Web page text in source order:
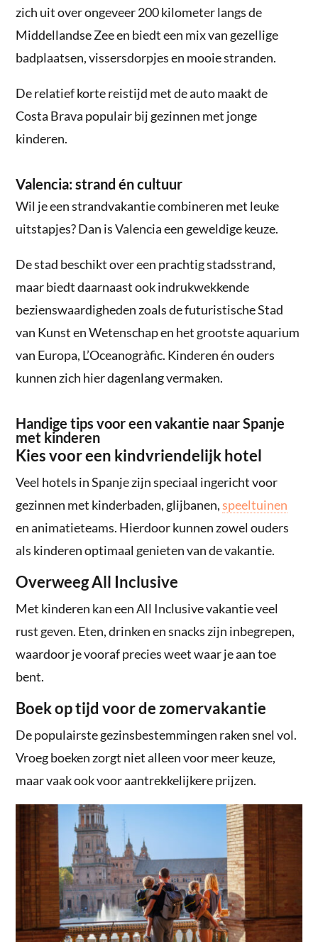
zich uit over ongeveer 200 kilometer langs de
Middellandse Zee en biedt een mix van gezellige
badplaatsen, vissersdorpjes en mooie stranden.
De relatief korte reistijd met de auto maakt de
Costa Brava populair bij gezinnen met jonge
kinderen.
Valencia: strand én cultuur
Wil je een strandvakantie combineren met leuke
uitstapjes? Dan is Valencia een geweldige keuze.
De stad beschikt over een prachtig stadsstrand,
maar biedt daarnaast ook indrukwekkende
bezienswaardigheden zoals de futuristische Stad
van Kunst en Wetenschap en het grootste aquarium
van Europa, L’Oceanogràfic. Kinderen én ouders
kunnen zich hier dagenlang vermaken.
Handige tips voor een vakantie naar Spanje
met kinderen
Kies voor een kindvriendelijk hotel
Veel hotels in Spanje zijn speciaal ingericht voor
gezinnen met kinderbaden, glijbanen,speeltuinen
en animatieteams. Hierdoor kunnen zowel ouders
als kinderen optimaal genieten van de vakantie.
Overweeg All Inclusive
Met kinderen kan een All Inclusive vakantie veel
rust geven. Eten, drinken en snacks zijn inbegrepen,
waardoor je vooraf precies weet waar je aan toe
bent.
Boek op tijd voor de zomervakantie
De populairste gezinsbestemmingen raken snel vol.
Vroeg boeken zorgt niet alleen voor meer keuze,
maar vaak ook voor aantrekkelijkere prijzen.